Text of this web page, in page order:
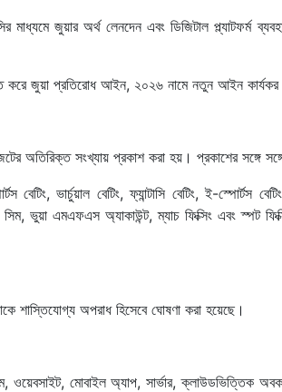
মাধ্যমে জুয়ার অর্থ লেনদেন এবং ডিজিটাল প্ল্যাটফর্ম
করে জুয়া প্রতিরোধ আইন, ২০২৬ নামে নতুন আইন কার্যকর
অতিরিক্ত সংখ্যায় প্রকাশ করা হয়। প্রকাশের সঙ্গে
ভার্চুয়াল বেটিং, ফ্যান্টাসি বেটিং, ই-স্পোর্টস বেটিং,
সিম, ভুয়া এমএফএস অ্যাকাউন্ট, ম্যাচ ফিক্সিং এবং স্পট
শাস্তিযোগ্য অপরাধ হিসেবে ঘোষণা করা হয়েছে।
ওয়েবসাইট, মোবাইল অ্যাপ, সার্ভার, ক্লাউডভিত্তিক